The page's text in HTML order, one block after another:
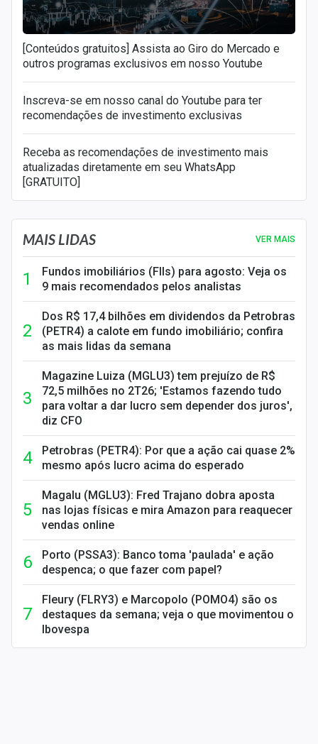
[Conteúdos gratuitos] Assista ao Giro do Mercado e
outros programas exclusivos em nosso Youtube
Inscreva-se em nosso canal do Youtube para ter
recomendações de investimento exclusivas
Receba as recomendações de investimento mais
atualizadas diretamente em seu WhatsApp
[GRATUITO]
MAIS LIDAS VER MAIS
Fundos imobiliários (FIIs) para agosto: Veja os
9 mais recomendados pelos analistas
Dos R$ 17,4 bilhões em dividendos da Petrobras
(PETR4) a calote em fundo imobiliário; confira
as mais lidas da semana
Magazine Luiza (MGLU3) tem prejuízo de R$
72,5 milhões no 2T26; 'Estamos fazendo tudo
para voltar a dar lucro sem depender dos juros',
diz CFO
Petrobras (PETR4): Por que a ação cai quase 2%
mesmo após lucro acima do esperado
Magalu (MGLU3): Fred Trajano dobra aposta
nas lojas físicas e mira Amazon para reaquecer
vendas online
Porto (PSSA3): Banco toma 'paulada' e ação
despenca; o que fazer com papel?
Fleury (FLRY3) e Marcopolo (POMO4) são os
destaques da semana; veja o que movimentou o
Ibovespa